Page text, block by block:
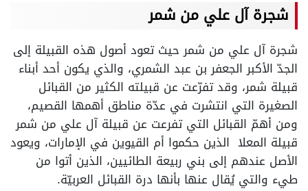
شجرة آل علي من شمر
شجرة آل علي من شمر حيث تعود أصول هذه القبيلة إلى
الجدّ الأكبر الجعفر بن عبد الشمري، والذي يكون أحد أبناء
قبيلة شمر، وقد تفرّعت عن قبيلته الكثير من القبائل
الصغيرة التي انتشرت في عدّة مناطق أهمها القصيم،
ومن أهمّ القبائل التي تفرعت عن قبيلة آل علي من شمر
قبيلة المعلا الذين حكموا أم القيوين في الإمارات، ويعود
الأصل عندهم إلى بني ربيعة الطائيين، الذين أتوا من
طيء والتي يُقال عنها بأنها درة القبائل العربيّة.